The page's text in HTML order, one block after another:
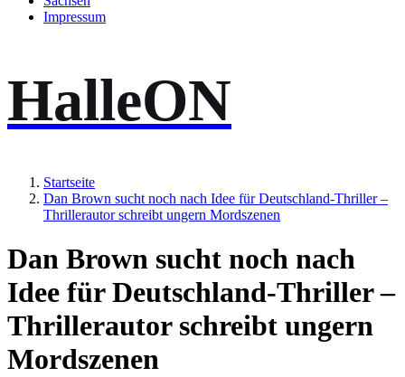
Impressum
HalleON
Startseite
Dan Brown sucht noch nach Idee für Deutschland-Thriller –
Thrillerautor schreibt ungern Mordszenen
Dan Brown sucht noch nach
Idee für Deutschland-Thriller –
Thrillerautor schreibt ungern
Mordszenen